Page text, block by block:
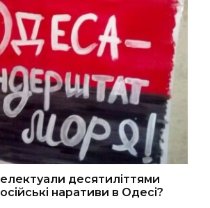
десятиліттями
наративи в Одесі?